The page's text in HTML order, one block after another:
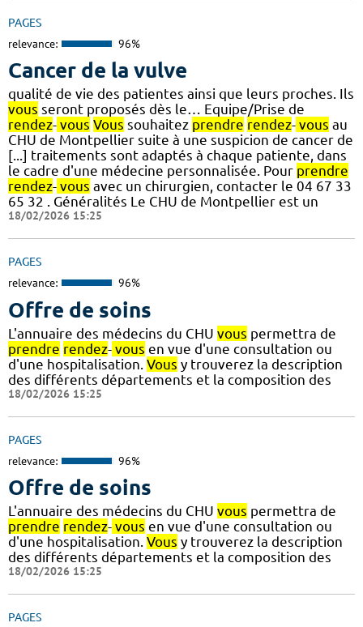
PAGES
relevance: 96%
Cancer de la vulve
qualité de vie des patientes ainsi que leurs proches. Ils
vous seront proposés dès le… Equipe/Prise de
rendez- vous Vous souhaitez prendre rendez- vous au
CHU de Montpellier suite à une suspicion de cancer de
[...] traitements sont adaptés à chaque patiente, dans
le cadre d'une médecine personnalisée. Pour prendre
rendez- vous avec un chirurgien, contacter le 04 67 33
65 32 . Généralités Le CHU de Montpellier est un
18/02/2026 15:25
PAGES
relevance: 96%
Offre de soins
L'annuaire des médecins du CHU vous permettra de
prendre rendez- vous en vue d'une consultation ou
d'une hospitalisation. Vous y trouverez la description
des différents départements et la composition des
18/02/2026 15:25
PAGES
relevance: 96%
Offre de soins
L'annuaire des médecins du CHU vous permettra de
prendre rendez- vous en vue d'une consultation ou
d'une hospitalisation. Vous y trouverez la description
des différents départements et la composition des
18/02/2026 15:25
PAGES